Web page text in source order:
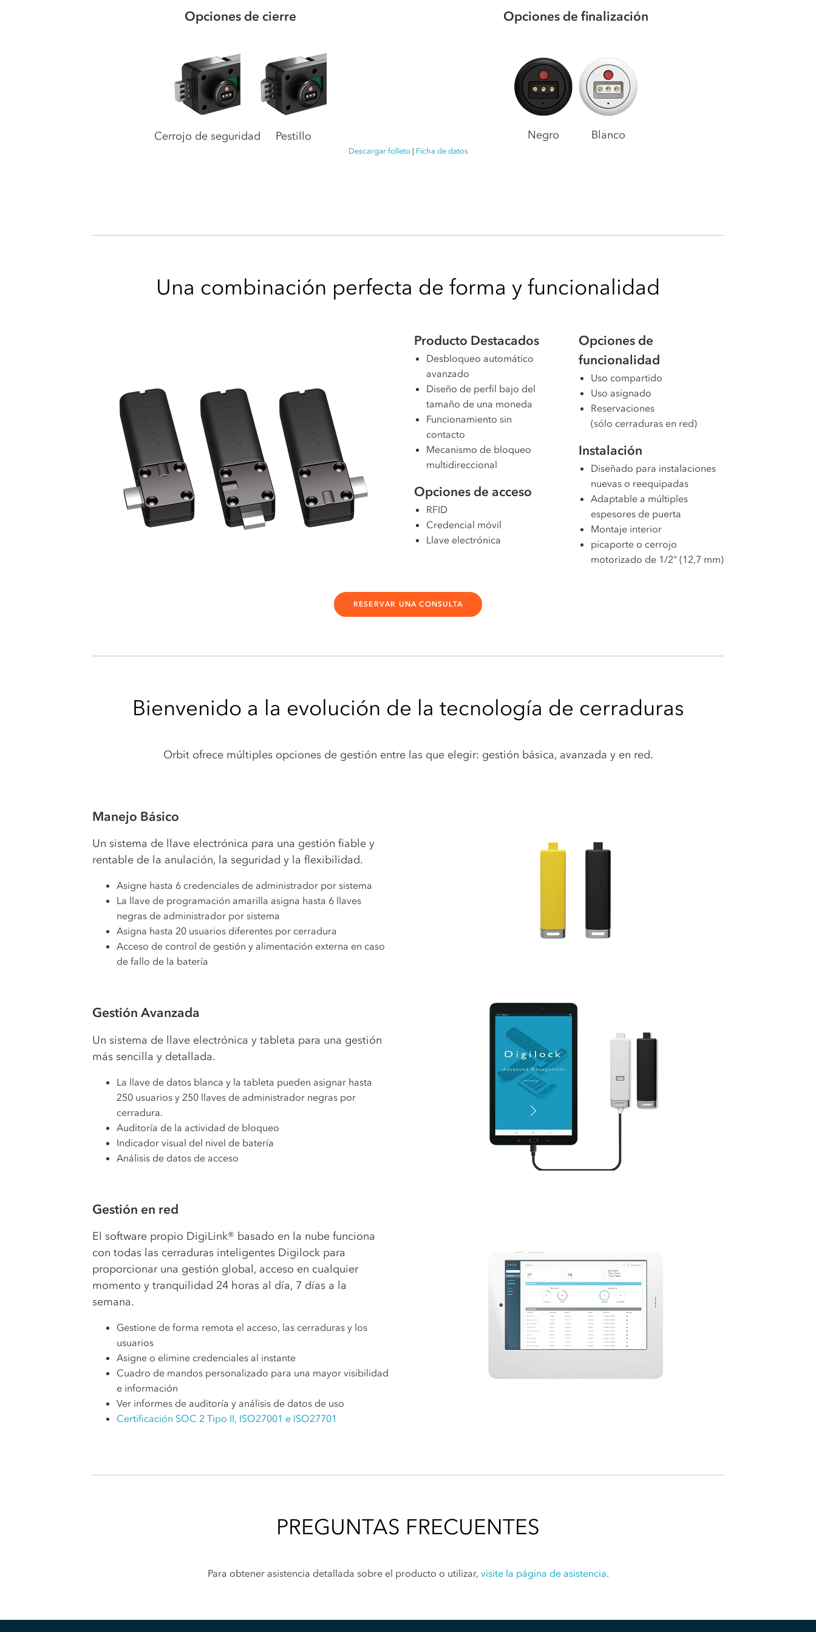
Opciones de cierre
Cerrojo de seguridad Pestillo
Opciones de finalización
Negro Blanco
Descargar folleto| Ficha de datos
Una combinación perfecta de forma y funcionalidad
Producto Destacados
Desbloqueo automático
avanzado
Diseño de perfil bajo del
tamaño de una moneda
Funcionamiento sin
contacto
Mecanismo de bloqueo
multidireccional
Opciones de acceso
RFID
Credencial móvil
Llave electrónica
Opciones de
funcionalidad
Uso compartido
Uso asignado
Reservaciones
(sólo cerraduras en red)
Instalación
Diseñado para instalaciones
nuevas o reequipadas
Adaptable a múltiples
espesores de puerta
Montaje interior
picaporte o cerrojo
motorizado de 1/2" (12,7 mm)
RESERVAR UNA CONSULTA
Bienvenido a la evolución de la tecnología de cerraduras
Orbit ofrece múltiples opciones de gestión entre las que elegir: gestión básica, avanzada y en red.
Manejo Básico
Un sistema de llave electrónica para una gestión fiable y
rentable de la anulación, la seguridad y la flexibilidad.
Asigne hasta 6 credenciales de administrador por sistema
La llave de programación amarilla asigna hasta 6 llaves
negras de administrador por sistema
Asigna hasta 20 usuarios diferentes por cerradura
Acceso de control de gestión y alimentación externa en caso
de fallo de la batería
Gestión Avanzada
Un sistema de llave electrónica y tableta para una gestión
más sencilla y detallada.
La llave de datos blanca y la tableta pueden asignar hasta
250 usuarios y 250 llaves de administrador negras por
cerradura.
Auditoría de la actividad de bloqueo
Indicador visual del nivel de batería
Análisis de datos de acceso
Gestión en red
El software propio DigiLink® basado en la nube funciona
con todas las cerraduras inteligentes Digilock para
proporcionar una gestión global, acceso en cualquier
momento y tranquilidad 24 horas al día, 7 días a la
semana.
Gestione de forma remota el acceso, las cerraduras y los
usuarios
Asigne o elimine credenciales al instante
Cuadro de mandos personalizado para una mayor visibilidad
e información
Ver informes de auditoría y análisis de datos de uso
Certificación SOC 2 Tipo II, ISO27001 e ISO27701
PREGUNTAS FRECUENTES
Para obtener asistencia detallada sobre el producto o utilizar, visite la página de asistencia.